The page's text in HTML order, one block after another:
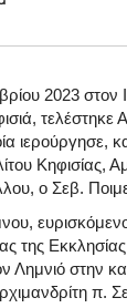
2023 στον
τελέστηκε
ιερούργησε,
Κηφισίας,
ο Σεβ.
της
Λημνιό στην
π.